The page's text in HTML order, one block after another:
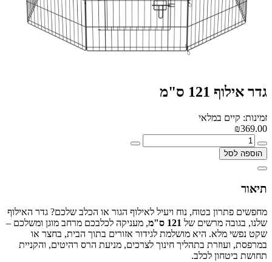
גדר אילוף 121 ס"מ
זמינות: קיים במלאי
₪369.00
הוספה לסל
תיאור
מחפשים פתרון בטוח, נוח ויעיל לאילוף הגור או הכלב שלכם? גדר האילוף
שלנו, בגובה מרשים של 121 ס"מ
, מעניקה לכלבכם מרחב מוגן ומשלכם –
שקט נפשי מלא. היא מושלמת לגידור אזורים בתוך הבית, בחצר או
במרפסת, ועוזרת בתהליך חינוך לצרכים, מניעת הרס רהיטים, והקניית
תחושת ביטחון לכלב.